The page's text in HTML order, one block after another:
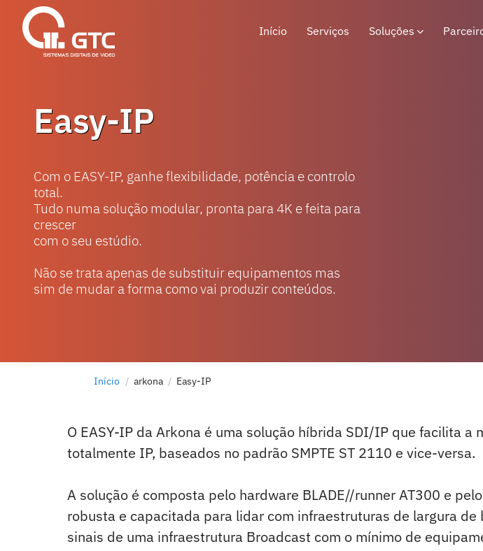
Início Serviços Soluções
Easy-IP
Com o EASY-IP, ganhe flexibilidade, potência e controlo
total.
Tudo numa solução modular, pronta para 4K e feita para
crescer
com o seu estúdio.
Não se trata apenas de substituir equipamentos mas
sim de mudar a forma como vai produzir conteúdos.
Início arkona Easy-IP
O EASY-IP da Arkona é uma solução híbrida SDI/IP que facilita
totalmente IP, baseados no padrão SMPTE ST 2110 e vice-versa.
A solução é composta pelo hardware BLADE//runner AT300 e
robusta e capacitada para lidar com infraestruturas de largura
sinais de uma infraestrutura Broadcast com o mínimo de